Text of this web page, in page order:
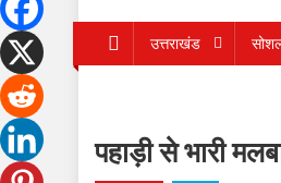
उत्तराखंड
पहाड़ी से भारी